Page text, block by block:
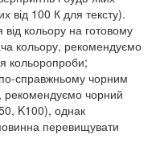
від 100 К для тексту).
від кольору на готовому
кольору, рекомендуємо
кольоропроби;
справжньому чорним
чорний
K100), однак
перевищувати